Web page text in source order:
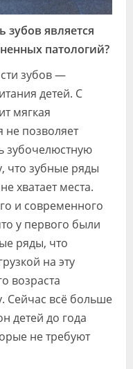
зубов является
патологий?
зубов —
детей. С
мягкая
не позволяет
зубочелюстную
что зубные ряды
хватает места.
и современного
у первого были
ряды, что
на эту
возраста
Сейчас всё больше
детей до года
не требуют